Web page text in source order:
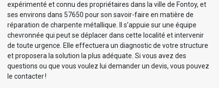
expérimenté et connu des propriétaires dans la ville de Fontoy, et
ses environs dans 57650 pour son savoir-faire en matière de
réparation de charpente métallique. Il s’appuie sur une équipe
chevronnée qui peut se déplacer dans cette localité et intervenir
de toute urgence. Elle effectuera un diagnostic de votre structure
et proposera la solution la plus adéquate. Si vous avez des
questions ou que vous voulez lui demander un devis, vous pouvez
le contacter !